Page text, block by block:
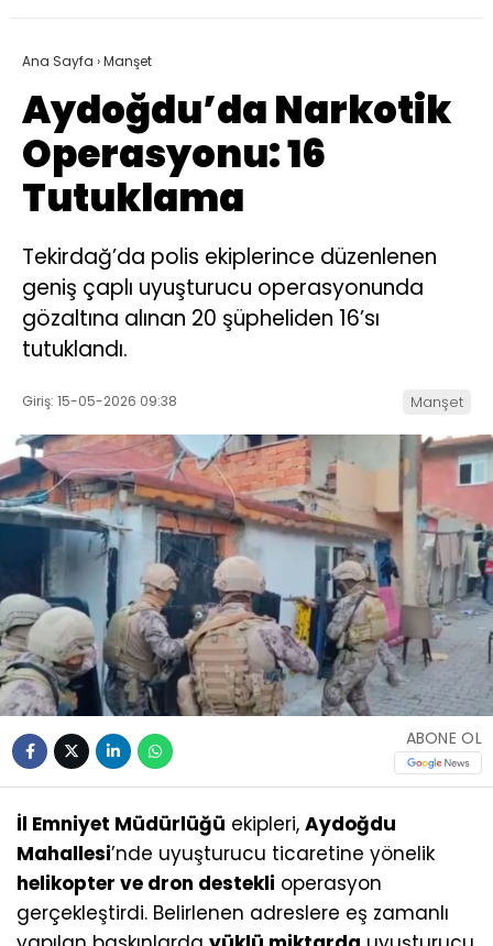
Ana Sayfa ›Manşet
Aydoğdu’da Narkotik
Operasyonu: 16
Tutuklama
Tekirdağ’da polis ekiplerince düzenlenen
geniş çaplı uyuşturucu operasyonunda
gözaltına alınan 20 şüpheliden 16’sı
tutuklandı.
Giriş: 15-05-2026 09:38 Manşet
ABONE OL
İl Emniyet Müdürlüğü ekipleri, Aydoğdu
Mahallesi’nde uyuşturucu ticaretine yönelik
helikopter ve dron destekli operasyon
gerçekleştirdi. Belirlenen adreslere eş zamanlı